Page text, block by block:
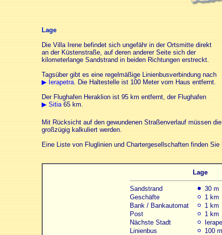
Lage
Die Villa Irene befindet sich ungefähr in der Ortsmitte direkt
an der Küstenstraße, auf deren anderer Seite sich der
kilometerlange Sandstrand in beiden Richtungen erstreckt.
Tagsüber gibt es eine regelmäßige Linienbusverbindung nach
▶ Ierapetra. Die Haltestelle ist 100 Metervom Haus entfernt.
Der Flughafen Heraklion ist 95 km entfernt, der Flughafen
▶ Sitia 65 km.
Mit Rücksicht auf den gewundenen Straßenverlauf müssen
großzügig kalkuliert werden.
Eine Liste von Fluglinien und Chartergesellschaften finden
Lage
Sandstrand
30 m
Geschäfte
1 km
Bank / Bankautomat
1 km
Post
1 km
Nächste Stadt
Linienbus
100 m